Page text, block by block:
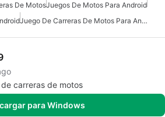
De MotosJuegos De Motos Para Android
Juego De Carreras De Motos Para Android
carreras de motos
para Windows